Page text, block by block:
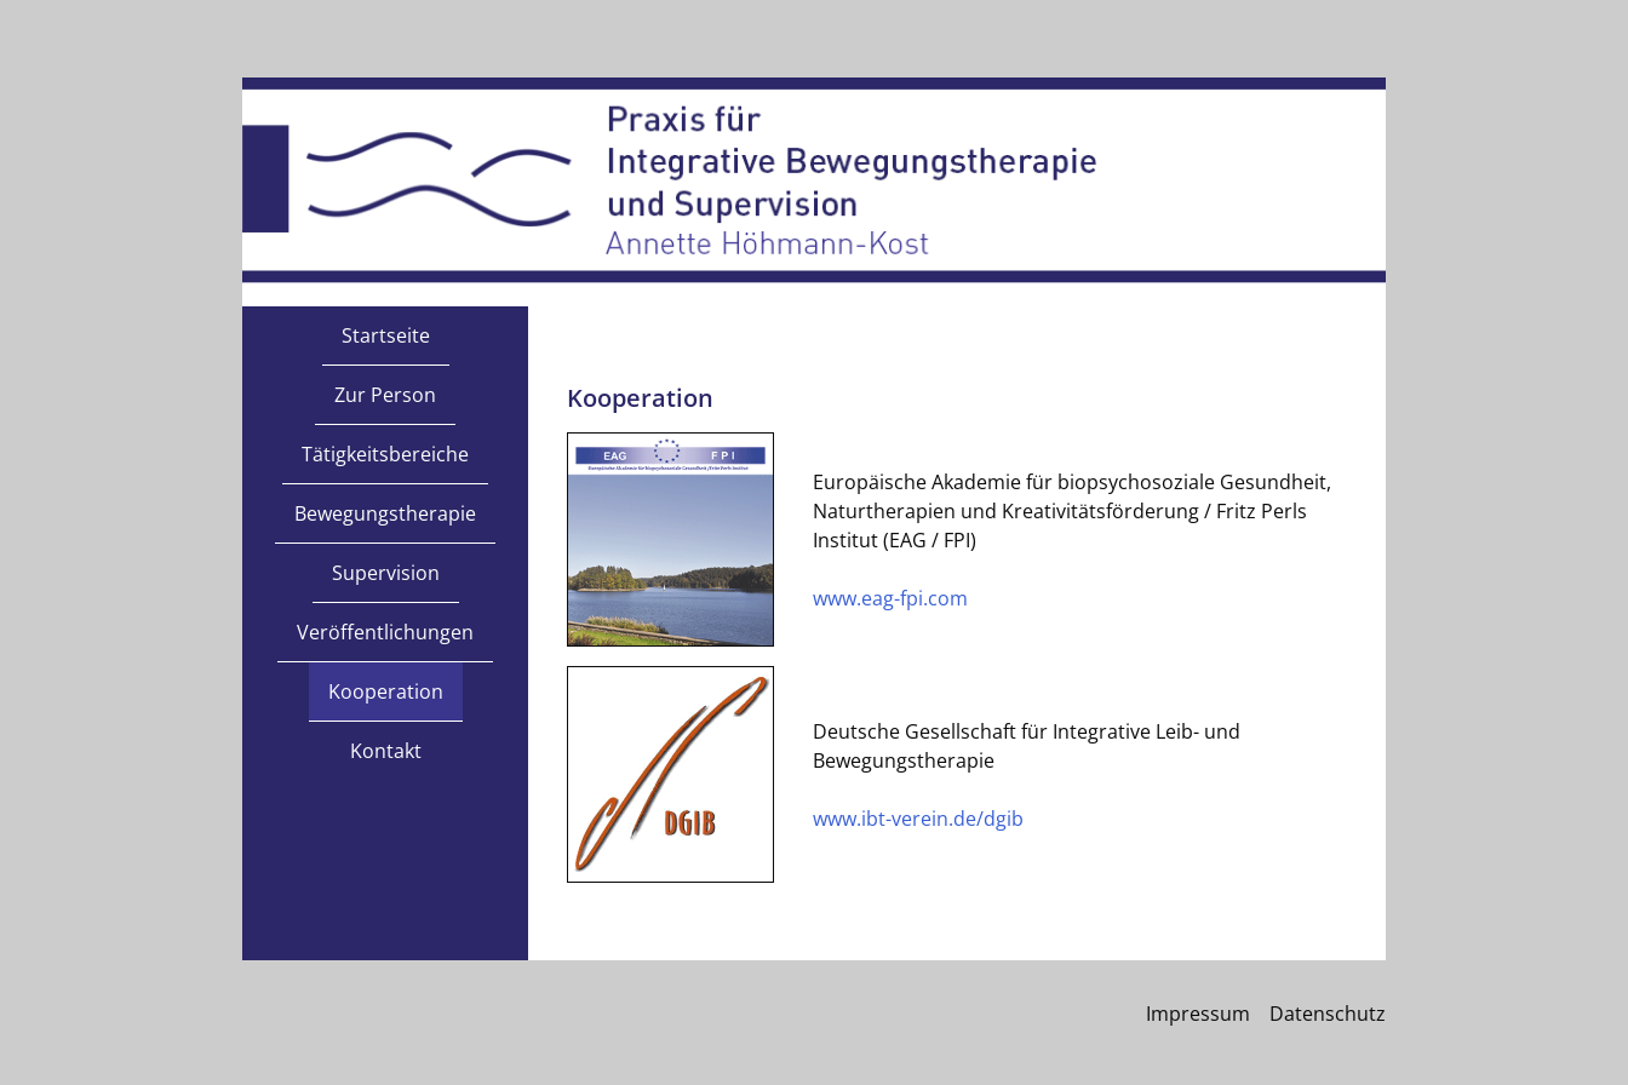
Startseite
Zur Person
Tätigkeitsbereiche
Bewegungstherapie
Supervision
Veröffentlichungen
Kooperation
Kontakt
Kooperation
Europäische Akademie für biopsychosoziale Gesundheit,
Naturtherapien und Kreativitätsförderung / Fritz Perls
Institut (EAG / FPI)
www.eag-fpi.com
Deutsche Gesellschaft für Integrative Leib- und
Bewegungstherapie
www.ibt-verein.de/dgib
Impressum Datenschutz